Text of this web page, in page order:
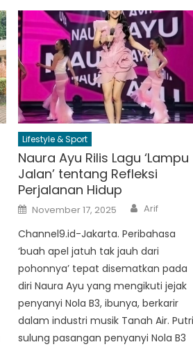
Lifestyle & Sport
Naura Ayu Rilis Lagu ‘Lampu
Jalan’ tentang Refleksi
Perjalanan Hidup
Posted
on
November 17, 2025 Author
Arif
Channel9.id-Jakarta. Peribahasa
‘buah apel jatuh tak jauh dari
pohonnya’ tepat disematkan pada
diri Naura Ayu yang mengikuti jejak
penyanyi Nola B3, ibunya, berkarir
dalam industri musik Tanah Air.
sulung pasangan penyanyi Nola B3